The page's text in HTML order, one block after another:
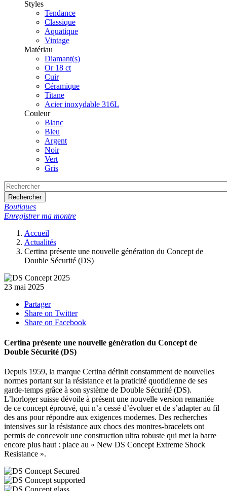
Styles
Tendance
Classique
Aquatique
Vintage
Matériau
Diamant(s)
Or 18 ct
Cuir
Céramique
Titane
Acier inoxydable 316L
Couleur
Blanc
Bleu
Argent
Noir
Vert
Gris
Rechercher
Boutiques
Enregistrer ma montre
Accueil
Actualités
Certina présente une nouvelle génération du Concept de
Double Sécurité (DS)
23 mai 2025
Partager
Share on Twitter
Share on Facebook
Certina présente une nouvelle génération du Concept de
Double Sécurité (DS)
Depuis 1959, la marque Certina définit constamment de nouvelles
normes portant sur la résistance et la praticité quotidienne de ses
garde-temps grâce à son système de Double Sécurité (DS).
L’horloger suisse dévoile à présent une nouvelle version remaniée
de ce concept éprouvé, qui n’a cessé d’évoluer et de s’adapter au fil
des ans pour répondre aux exigences modernes. Des recherches
intensives sur la résistance aux chocs des montres-bracelets ont
permis de concevoir une construction ultra robuste qui met la barre
encore plus haut : place au « New DS Concept Extreme Shock
Resistance ».